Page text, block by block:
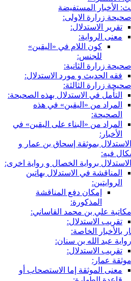
الأخبار المستفيضة
تقرير الاستدلال:
معنى الرواية:
كون اللام في «اليقين»
للجنس:
فقه الحديث و مورد الاستدلال:
التأمل في الاستدلال بهذه الصحيحة:
المراد من «اليقين» في هذه
الصحيحة:
المراد من «البناء على اليقين» في
الأخبار:
بموثقة إسحاق بن عمار و
فيه:
المناقشة في الاستدلال بهاتين
الروايتين:
إمكان دفع المناقشة
المذكورة:
تقريب الاستدلال:
بالأخبار الخاصة:
تقريب الاستدلال:
معنى الموثقة إما الاستصحاب أو